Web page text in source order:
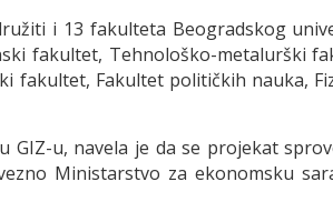
i 13 fakulteta Beogradskog
fakultet, Tehnološko-metalurški
fakultet, Fakultet političkih nauka,
GIZ-u, navela je da se projekat
Ministarstvo za ekonomsku